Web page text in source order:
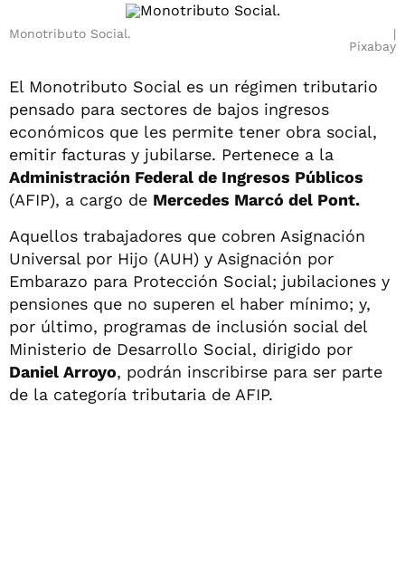
Monotributo Social.
Pixabay
El Monotributo Social es un régimen tributario
pensado para sectores de bajos ingresos
económicos que les permite tener obra social,
emitir facturas y jubilarse. Pertenece a la
Administración Federal de Ingresos Públicos
(AFIP), a cargo de Mercedes Marcó del Pont.
Aquellos trabajadores que cobren Asignación
Universal por Hijo (AUH) y Asignación por
Embarazo para Protección Social; jubilaciones y
pensiones que no superen el haber mínimo; y,
por último, programas de inclusión social del
Ministerio de Desarrollo Social, dirigido por
Daniel Arroyo, podrán inscribirse para ser parte
de la categoría tributaria de AFIP.